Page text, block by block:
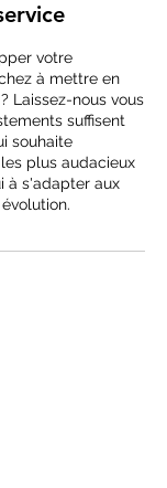
votre
à mettre en
Laissez-nous vous
suffisent
souhaite
plus audacieux
à s'adapter aux